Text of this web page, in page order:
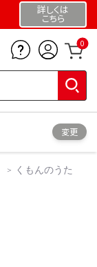
詳しくは
こちら
0
変更
くもんのうた